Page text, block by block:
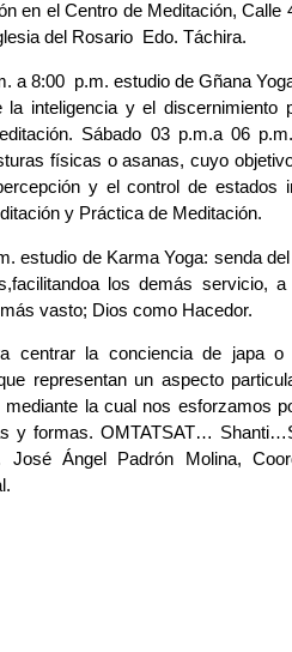
en el Centro de Meditación, Calle
del Rosario Edo. Táchira.
a 8:00 p.m. estudio de Gñana
inteligencia y el discernimiento
Sábado 03 p.m.a 06
físicas o asanas, cuyo
y el control de estados
y Práctica de Meditación.
estudio de Karma Yoga: senda
los demás servicio, a
vasto; Dios como Hacedor.
centrar la conciencia de japa o
representan un aspecto
mediante la cual nos esforzamos
y formas. OMTATSAT…
Ángel Padrón Molina,